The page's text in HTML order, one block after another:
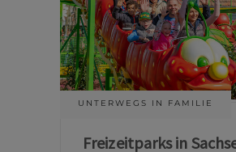
UNTERWEGS IN FAMILIE
Freizeitparks in